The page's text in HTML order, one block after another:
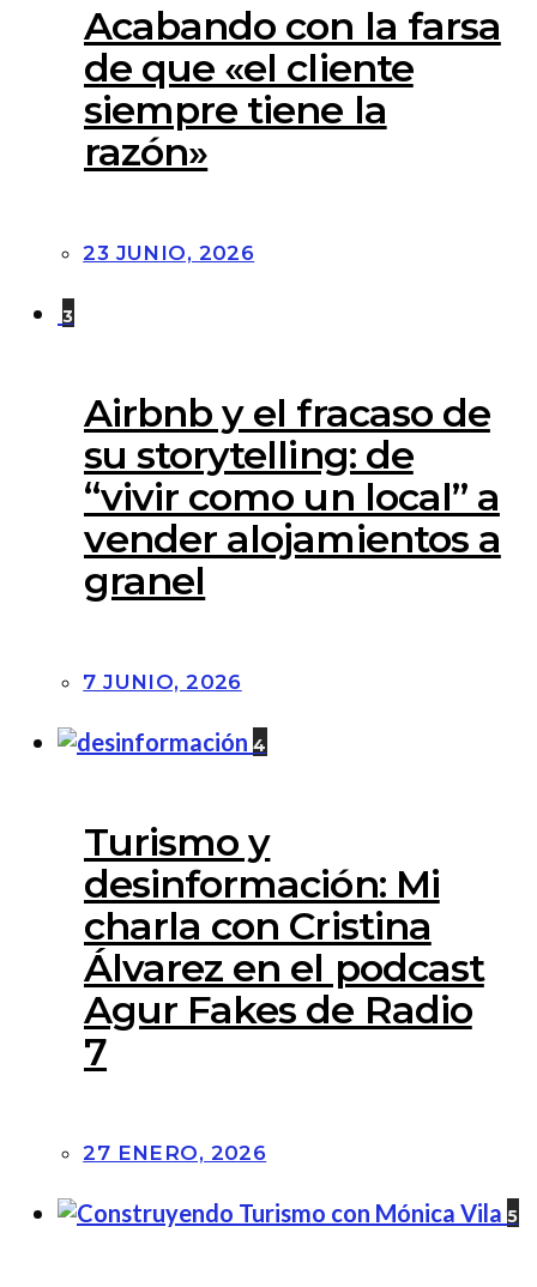
Acabando con la farsa
de que «el cliente
siempre tiene la
razón»
23 JUNIO, 2026
3
Airbnb y el fracaso de
su storytelling: de
“vivir como un local” a
vender alojamientos a
granel
7 JUNIO, 2026
4
Turismo y
desinformación: Mi
charla con Cristina
Álvarez en el podcast
Agur Fakes de Radio
7
27 ENERO, 2026
5